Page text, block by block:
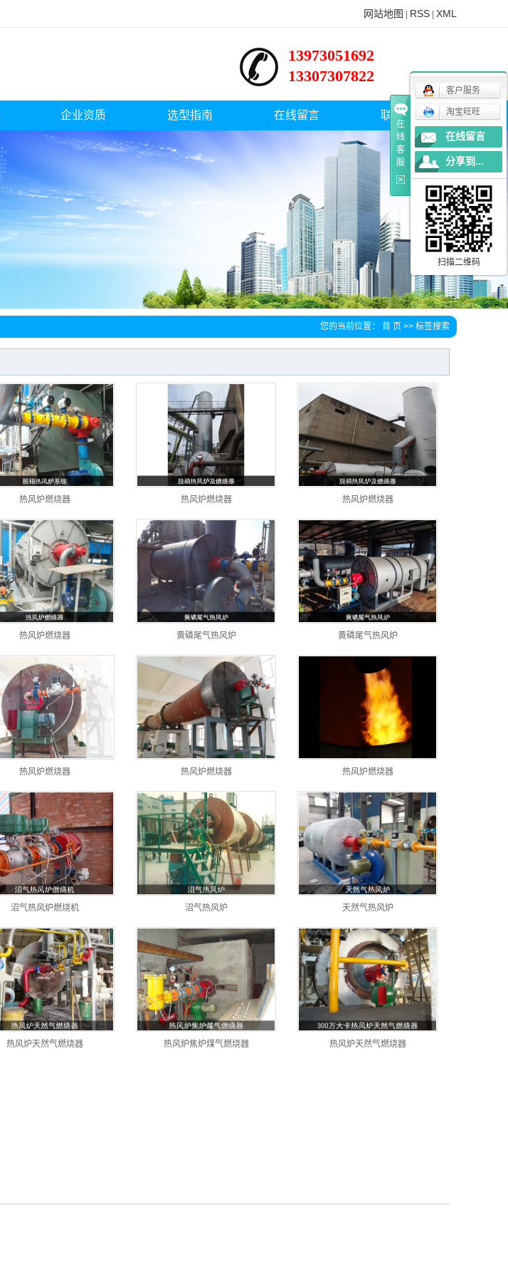
网站地图 RSS XML
13973051692
13307307822
企业资质 选型指南 在线留言 联系方式
您的当前位置： 首 页 >> 标签搜索
热风炉燃烧器 热风炉燃烧器 热风炉燃烧器
热风炉燃烧器 黄磷尾气热风炉 黄磷尾气热风炉
热风炉燃烧器 热风炉燃烧器 热风炉燃烧器
沼气热风炉燃烧机 沼气热风炉 天然气热风炉
热风炉天然气燃烧器 热风炉焦炉煤气燃烧器 热风炉天然气燃烧器
在
线
客
服
客户服务
淘宝旺旺
在线留言
分享到...
扫描二维码